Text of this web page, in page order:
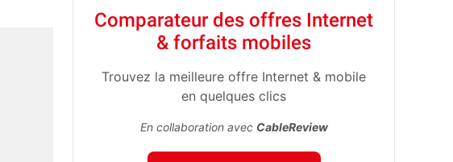
Comparateur des offres Internet
& forfaits mobiles
Trouvez la meilleure offre Internet & mobile
en quelques clics
En collaboration avec CableReview